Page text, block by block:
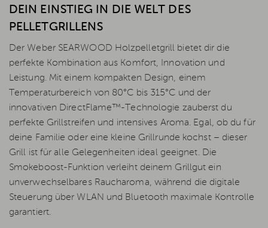
DEIN EINSTIEG IN DIE WELT DES
PELLETGRILLENS
Der Weber SEARWOOD Holzpelletgrill bietet dir die
perfekte Kombination aus Komfort, Innovation und
Leistung. Mit einem kompakten Design, einem
Temperaturbereich von 80°C bis 315°C und der
innovativen DirectFlame™-Technologie zauberst du
perfekte Grillstreifen und intensives Aroma. Egal, ob du für
deine Familie oder eine kleine Grillrunde kochst – dieser
Grill ist für alle Gelegenheiten ideal geeignet. Die
Smokeboost-Funktion verleiht deinem Grillgut ein
unverwechselbares Raucharoma, während die digitale
Steuerung über WLAN und Bluetooth maximale Kontrolle
garantiert.